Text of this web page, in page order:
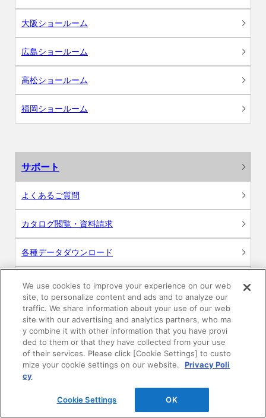
大阪ショールーム
広島ショールーム
高松ショールーム
福岡ショールーム
サポート
よくあるご質問
カタログ閲覧・資料請求
各種データダウンロード
WEB見積・各種シミュレーション
交換用部品の購入
修理・点検
お問い合わせ
We use cookies to improve your experience on our web
site, to personalize content and ads and to analyze our
traffic. We share information about your use of our web
site with our advertising and analytics partners, who ma
y combine it with other information that you have provi
ded to them or that they have collected from your use
of their services. Please click [Cookie Settings] to custo
mize your cookie settings on our website.
Privacy Poli
cy
Cookie Settings OK